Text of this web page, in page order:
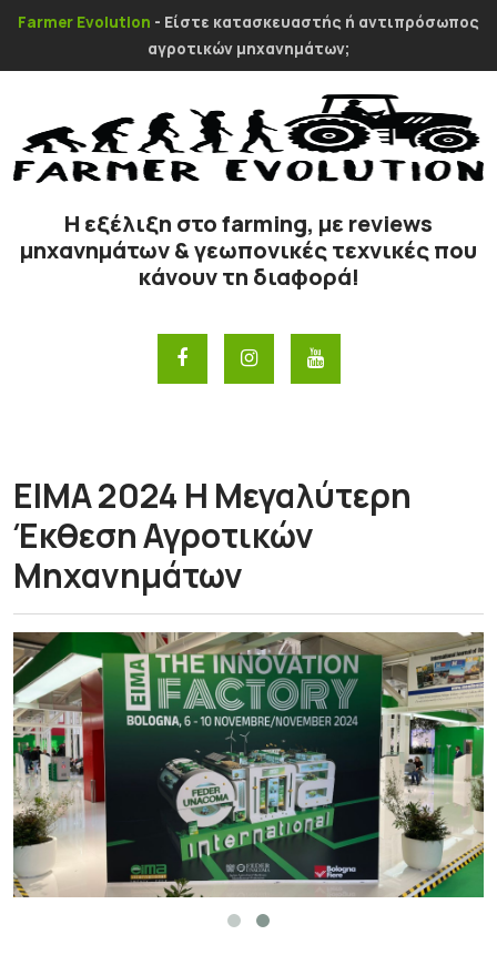
Farmer Evolution - Είστε κατασκευαστής ή αντιπρόσωπος
αγροτικών μηχανημάτων;
Η εξέλιξη στο farming, με reviews
μηχανημάτων & γεωπονικές τεχνικές που
κάνουν τη διαφορά!
ΕΙΜΑ 2024 Η Μεγαλύτερη
Έκθεση Αγροτικών
Μηχανημάτων